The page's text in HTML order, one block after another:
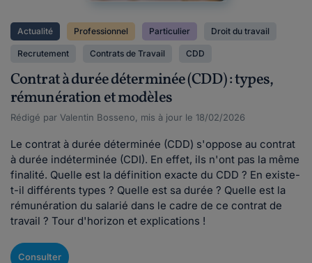
Actualité Professionnel Particulier Droit du travail
Recrutement Contrats de Travail CDD
Contrat à durée déterminée (CDD) : types,
rémunération et modèles
Rédigé par Valentin Bosseno, mis à jour le 18/02/2026
Le contrat à durée déterminée (CDD) s'oppose au contrat
à durée indéterminée (CDI). En effet, ils n'ont pas la même
finalité. Quelle est la définition exacte du CDD ? En existe-
t-il différents types ? Quelle est sa durée ? Quelle est la
rémunération du salarié dans le cadre de ce contrat de
travail ? Tour d'horizon et explications !
Consulter